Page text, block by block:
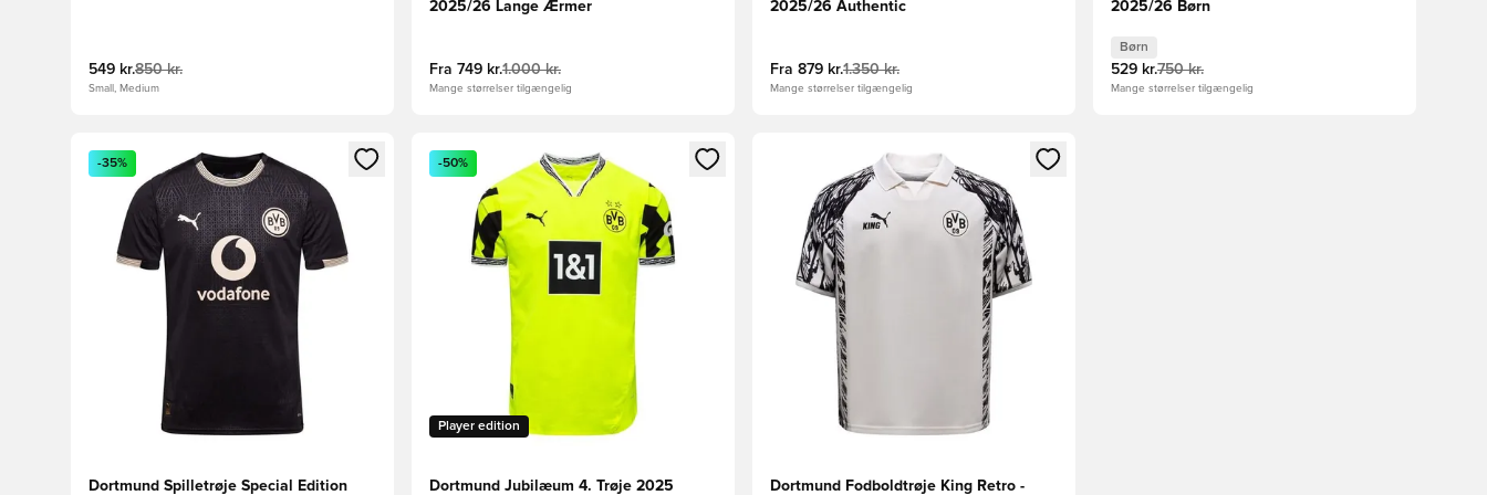
549 kr.850 kr.
Small, Medium
2025/26 Lange Ærmer
Fra 749 kr.1.000 kr.
Mange størrelser tilgængelig
2025/26 Authentic
Fra 879 kr.1.350 kr.
Mange størrelser tilgængelig
2025/26 Børn
Børn
529 kr.750 kr.
Mange størrelser tilgængelig
Åbner en Modal til at logge ind eller tilmelde dig som medlem
-35%
Dortmund Spilletrøje Special Edition
Åbner en Modal til at logge ind eller tilmelde dig som medlem
Player edition
-50%
Dortmund Jubilæum 4. Trøje 2025
Åbner en Modal til at logge ind eller tilmelde dig som medlem
Dortmund Fodboldtrøje King Retro -